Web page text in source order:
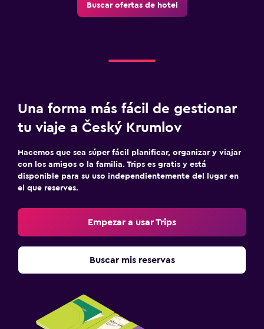
Buscar ofertas de hotel
Una forma más fácil de gestionar
tu viaje a Český Krumlov
Hacemos que sea súper fácil planificar, organizar y viajar
con los amigos o la familia. Trips es gratis y está
disponible para su uso independientemente del lugar en
el que reserves.
Empezar a usar Trips
Buscar mis reservas